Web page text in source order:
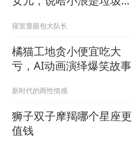
寝室显眼包大队长
橘猫工地贪小便宜吃大
亏，AI动画演绎爆笑故事
新时代的两性情感
狮子双子摩羯哪个星座更
值钱